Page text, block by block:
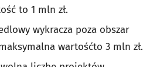
to 1 mln zł.
wykracza poza obszar
wartośćto 3 mln zł.